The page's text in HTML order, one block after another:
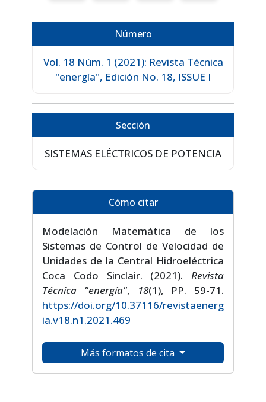
Número
Vol. 18 Núm. 1 (2021): Revista Técnica
"energía", Edición No. 18, ISSUE I
Sección
SISTEMAS ELÉCTRICOS DE POTENCIA
Cómo citar
Modelación Matemática de los
Sistemas de Control de Velocidad de
Unidades de la Central Hidroeléctrica
Coca Codo Sinclair. (2021). Revista
Técnica "energía", 18(1), PP. 59-71.
https://doi.org/10.37116/revistaenerg
ia.v18.n1.2021.469
Más formatos de cita